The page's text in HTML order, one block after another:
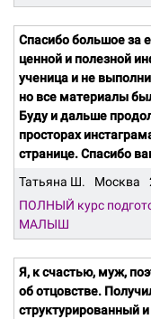
Спасибо большое за
ценной и полезной
ученица и не
но все материалы
Буду и дальше
просторах
странице. Спасибо
Татьяна Ш.
Москва
ПОЛНЫЙ курс
МАЛЫШ
Я, к счастью, муж,
об отцовстве.
структурированный